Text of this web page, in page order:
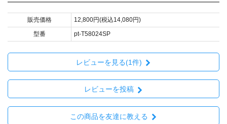
販売価格
12,800円(税込14,080円)
型番
pt-T58024SP
レビューを見る(1件)
レビューを投稿
この商品を友達に教える